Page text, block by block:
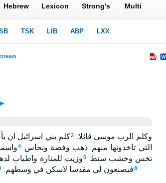
وكلم الرب موسى قائلا. 2كلم بني اسرائيل ان
التي تاخذونها منهم. ذهب وفضة ونحاس
4
تخس وخشب سنط
6وزيت للمنارة واطياب
8فيصنعون لي مقدسا لاسكن في وسطهم.